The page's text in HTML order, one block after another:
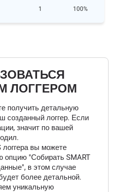
1 100%
ЛОГГЕРОМ
получить детальную
созданный логгер. Если
значит по вашей
логгера вы можете
опцию "Собирать SMART
в этом случае
более детальной.
уникальную